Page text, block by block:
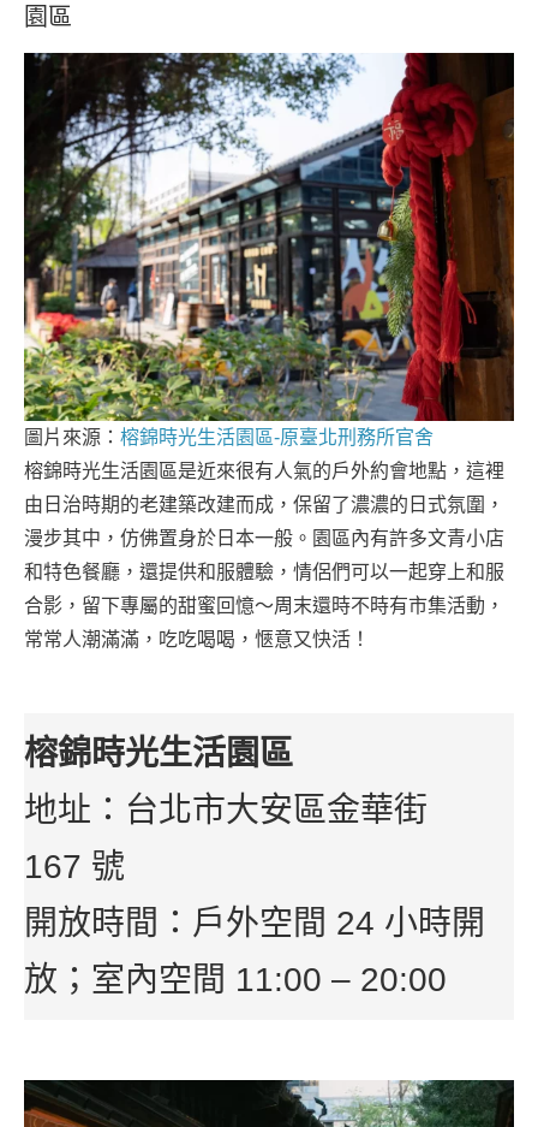
園區
圖片來源： 榕錦時光生活園區-原臺北刑務所官舍
榕錦時光生活園區是近來很有人氣的戶外約會地點，這裡
由日治時期的老建築改建而成，保留了濃濃的日式氛圍，
漫步其中，仿佛置身於日本一般。園區內有許多文青小店
和特色餐廳，還提供和服體驗，情侶們可以一起穿上和服
合影，留下專屬的甜蜜回憶～周末還時不時有市集活動，
常常人潮滿滿，吃吃喝喝，愜意又快活！
榕錦時光生活園區
地址：台北市大安區金華街
167 號
開放時間：戶外空間 24 小時開
放；室內空間 11:00 – 20:00